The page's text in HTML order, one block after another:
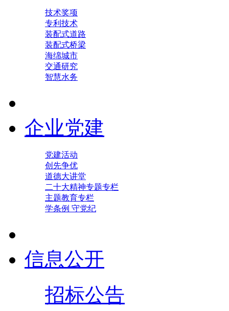
技术奖项
专利技术
装配式道路
装配式桥梁
海绵城市
交通研究
智慧水务
企业党建
党建活动
创先争优
道德大讲堂
二十大精神专题专栏
主题教育专栏
学条例 守党纪
信息公开
招标公告